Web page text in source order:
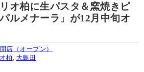
オ柏に生パスタ＆窯焼きピ
ルメナーラ」が12月中旬オ
開店（オープン）
柏 大島田